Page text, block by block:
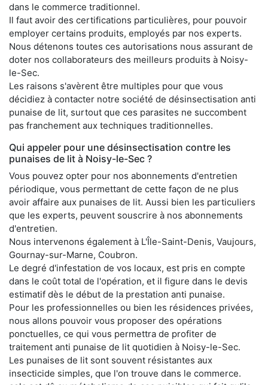
dans le commerce traditionnel.
Il faut avoir des certifications particulières, pour pouvoir
employer certains produits, employés par nos experts.
Nous détenons toutes ces autorisations nous assurant de
doter nos collaborateurs des meilleurs produits à Noisy-
le-Sec.
Les raisons s'avèrent être multiples pour que vous
décidiez à contacter notre société de désinsectisation anti
punaise de lit, surtout que ces parasites ne succombent
pas franchement aux techniques traditionnelles.
Qui appeler pour une désinsectisation contre les
punaises de lit à Noisy-le-Sec ?
Vous pouvez opter pour nos abonnements d'entretien
périodique, vous permettant de cette façon de ne plus
avoir affaire aux punaises de lit. Aussi bien les particuliers
que les experts, peuvent souscrire à nos abonnements
d'entretien.
Nous intervenons également à L'Île-Saint-Denis, Vaujours,
Gournay-sur-Marne, Coubron.
Le degré d'infestation de vos locaux, est pris en compte
dans le coût total de l'opération, et il figure dans le devis
estimatif dès le début de la prestation anti punaise.
Pour les professionnelles ou bien les résidences privées,
nous allons pouvoir vous proposer des opérations
ponctuelles, ce qui vous permettra de profiter de
traitement anti punaise de lit quotidien à Noisy-le-Sec.
Les punaises de lit sont souvent résistantes aux
insecticide simples, que l'on trouve dans le commerce.